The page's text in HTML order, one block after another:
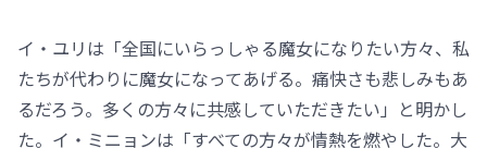
イ・ユリは「全国にいらっしゃる魔女になりたい方々、私
たちが代わりに魔女になってあげる。痛快さも悲しみもあ
るだろう。多くの方々に共感していただきたい」と明かし
た。イ・ミニョンは「すべての方々が情熱を燃やした。大